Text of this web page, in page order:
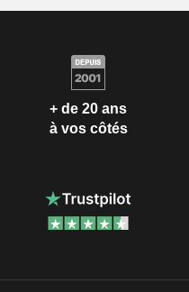
+ de 20 ans
à vos côtés